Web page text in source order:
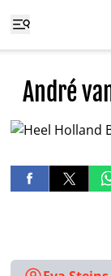
André